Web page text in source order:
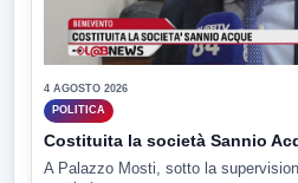
4 AGOSTO 2026
POLITICA
Costituita la società Sannio
A Palazzo Mosti, sotto la